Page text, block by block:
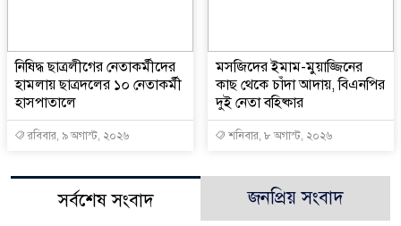
নিষিদ্ধ ছাত্রলীগের নেতাকর্মীদের
হামলায় ছাত্রদলের ১০ নেতাকর্মী
হাসপাতালে
রবিবার, ৯ অগাস্ট, ২০২৬
মসজিদের ইমাম-মুয়াজ্জিনের
কাছ থেকে চাঁদা আদায়, বিএনপির
দুই নেতা বহিষ্কার
শনিবার, ৮ অগাস্ট, ২০২৬
সর্বশেষ সংবাদ জনপ্রিয় সংবাদ